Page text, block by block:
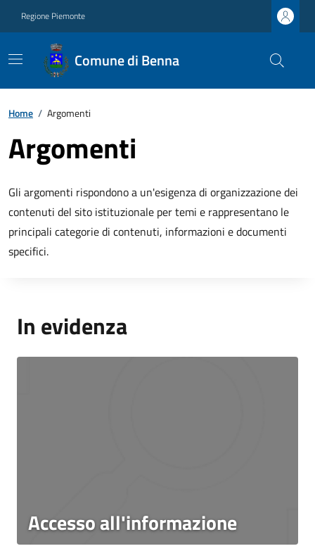
Regione Piemonte
Comune di Benna
Home / Argomenti
Argomenti
Gli argomenti rispondono a un'esigenza di organizzazione dei
contenuti del sito istituzionale per temi e rappresentano le
principali categorie di contenuti, informazioni e documenti
specifici.
In evidenza
Accesso all'informazione